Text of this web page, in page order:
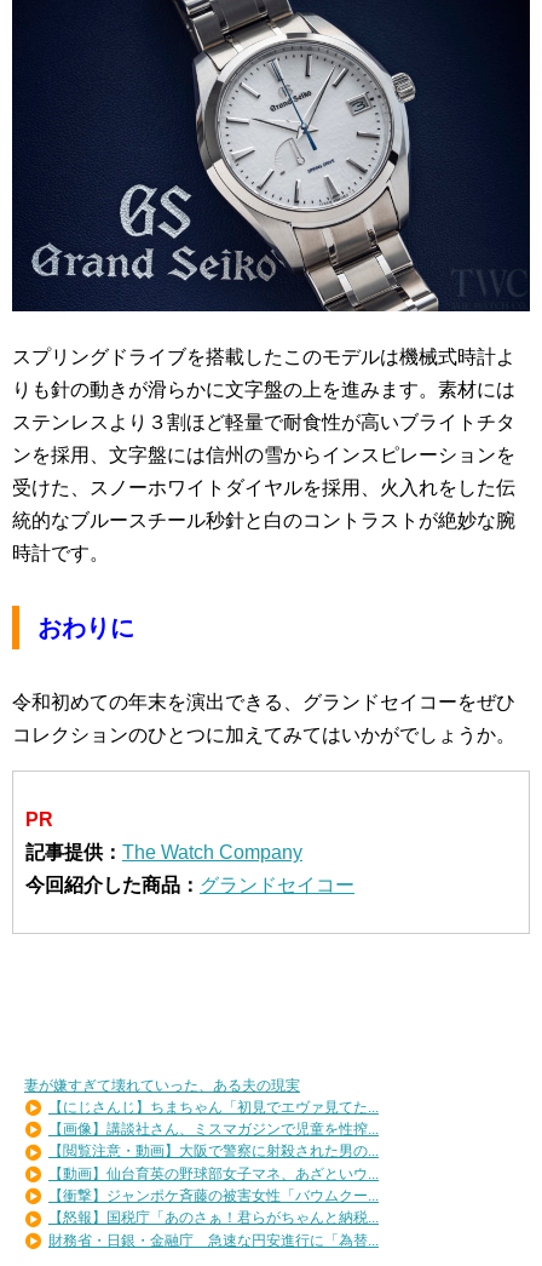
スプリングドライブを搭載したこのモデルは機械式時計よ
りも針の動きが滑らかに文字盤の上を進みます。素材には
ステンレスより３割ほど軽量で耐食性が高いブライトチタ
ンを採用、文字盤には信州の雪からインスピレーションを
受けた、スノーホワイトダイヤルを採用、火入れをした伝
統的なブルースチール秒針と白のコントラストが絶妙な腕
時計です。
おわりに
令和初めての年末を演出できる、グランドセイコーをぜひ
コレクションのひとつに加えてみてはいかがでしょうか。
PR
記事提供： The Watch Company
今回紹介した商品： グランドセイコー
妻が嫌すぎて壊れていった、ある夫の現実
【にじさんじ】ちまちゃん「初見でエヴァ見てた...
【画像】講談社さん、ミスマガジンで児童を性搾...
【閲覧注意・動画】大阪で警察に射殺された男の...
【動画】仙台育英の野球部女子マネ、あざといウ...
【衝撃】ジャンポケ斉藤の被害女性「バウムクー...
【怒報】国税庁「あのさぁ！君らがちゃんと納税...
財務省・日銀・金融庁 急速な円安進行に「為替...